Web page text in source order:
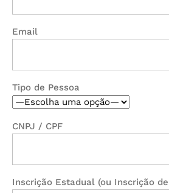
Email
Tipo de Pessoa
CNPJ / CPF
Inscrição Estadual (ou Inscrição